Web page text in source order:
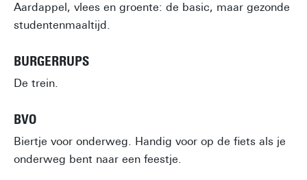
Aardappel, vlees en groente: de basic, maar gezonde
studentenmaaltijd.
BURGERRUPS
De trein.
BVO
Biertje voor onderweg. Handig voor op de fiets als je
onderweg bent naar een feestje.